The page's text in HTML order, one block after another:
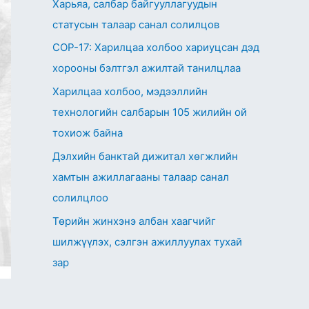
Харьяа, салбар байгууллагуудын
статусын талаар санал солилцов
СОР-17: Харилцаа холбоо хариуцсан дэд
хорооны бэлтгэл ажилтай танилцлаа
Харилцаа холбоо, мэдээллийн
технологийн салбарын 105 жилийн ой
тохиож байна
Дэлхийн банктай дижитал хөгжлийн
хамтын ажиллагааны талаар санал
солилцлоо
Төрийн жинхэнэ албан хаагчийг
шилжүүлэх, сэлгэн ажиллуулах тухай
зар